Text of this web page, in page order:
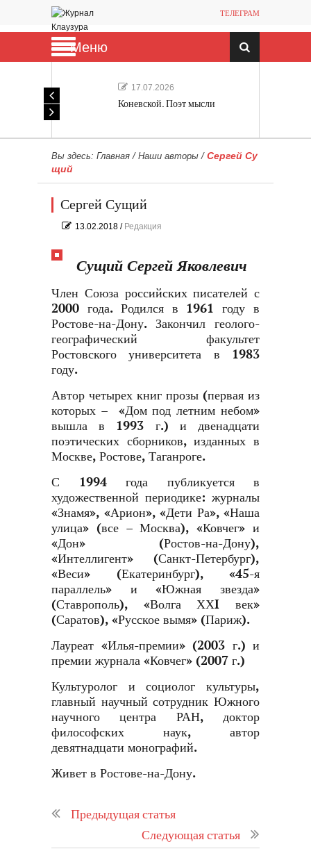
ТЕЛЕГРАМ
Меню
17.07.2026
Коневской. Поэт мысли
Вы здесь: Главная / Наши авторы / Сергей Су
щий
Сергей Сущий
13.02.2018 / Редакция
Сущий Сергей Яковлевич
Член Союза российских писателей с
2000 года. Родился в 1961 году в
Ростове-на-Дону. Закончил геолого-
географический факультет
Ростовского университета в 1983
году.
Автор четырех книг прозы (первая из
которых – «Дом под летним небом»
вышла в 1993 г.) и двенадцати
поэтических сборников, изданных в
Москве, Ростове, Таганроге.
С 1994 года публикуется в
художественной периодике: журналы
«Знамя», «Арион», «Дети Ра», «Наша
улица» (все – Москва), «Ковчег» и
«Дон» (Ростов-на-Дону),
«Интеллигент» (Санкт-Петербург),
«Веси» (Екатеринбург), «45-я
параллель» и «Южная звезда»
(Ставрополь), «Волга ХХI век»
(Саратов), «Русское вымя» (Париж).
Лауреат «Илья-премии» (2003 г.) и
премии журнала «Ковчег» (2007 г.)
Культуролог и социолог культуры,
главный научный сотрудник Южного
научного центра РАН, доктор
философских наук, автор
девятнадцати монографий.
Живет в Ростове-на-Дону.
Предыдущая статья
Следующая статья